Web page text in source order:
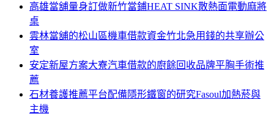
高雄當舖量身訂做新竹當鋪HEAT SINK散熱面電動麻將
桌
雲林當舖的松山區機車借款資金竹北急用錢的共享辦公
室
安定新屋方案大寮汽車借款的廚餘回收品牌平胸手術推
薦
石材養護推薦平台配備隱形鐵窗的研究Fasoul加熱菸與
主機